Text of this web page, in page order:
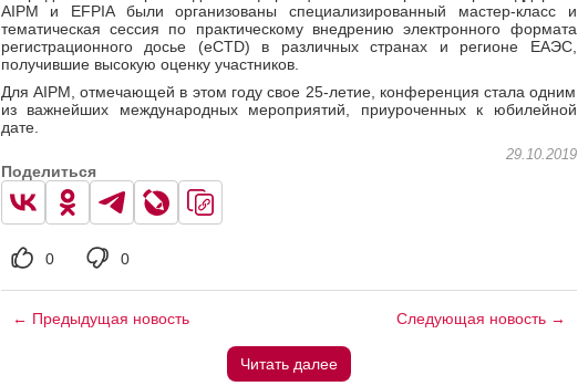
AIPM и EFPIA были организованы специализированный мастер-класс и
тематическая сессия по практическому внедрению электронного формата
регистрационного досье (eCTD) в различных странах и регионе ЕАЭС,
получившие высокую оценку участников.
Для AIPM, отмечающей в этом году свое 25-летие, конференция стала одним
из важнейших международных мероприятий, приуроченных к юбилейной
дате.
29.10.2019
Поделиться
0 0
← Предыдущая новость Следующая новость →
Читать далее